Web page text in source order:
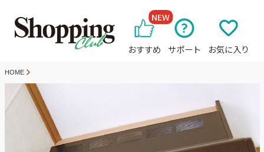
おすすめ
NEW
サポート お気に入り
HOME